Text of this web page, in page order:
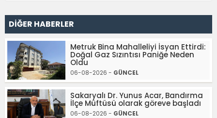
DİĞER HABERLER
Metruk Bina Mahalleliyi İsyan Ettirdi:
Doğal Gaz Sızıntısı Paniğe Neden
Oldu
06-08-2026 - GÜNCEL
Sakaryalı Dr. Yunus Acar, Bandırma
İlçe Müftüsü olarak göreve başladı
06-08-2026 - GÜNCEL